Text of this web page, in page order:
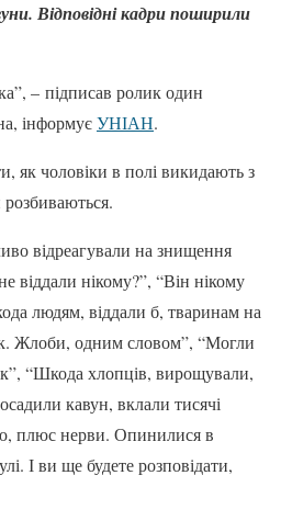
Відповідні кадри поширили
– підписав ролик один
інформуєУНІАН.
як чоловіки в полі викидають з
відреагували на знищення
віддали нікому?”, “Він нікому
людям, віддали б, тваринам на
Жлоби, одним словом”, “Могли
“Шкода хлопців, вирощували,
кавун, вклали тисячі
плюс нерви. Опинилися в
І ви ще будете розповідати,